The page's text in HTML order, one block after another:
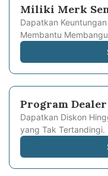
Miliki Merk
Dapatkan
Membantu
Program Dealer
Dapatkan Diskon
yang Tak Tertandingi.